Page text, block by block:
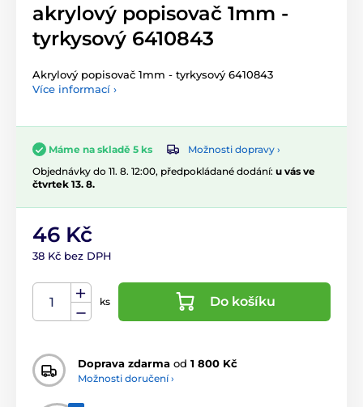
akrylový popisovač 1mm -
tyrkysový 6410843
Akrylový popisovač 1mm - tyrkysový 6410843
Více informací ›
Máme na skladě 5 ks
Možnosti dopravy ›
Objednávky do 11. 8. 12:00, předpokládané dodání: u vás ve
čtvrtek 13. 8.
46 Kč
38 Kč bez DPH
ks Do košíku
Doprava zdarma od 1 800 Kč
Možnosti doručení ›